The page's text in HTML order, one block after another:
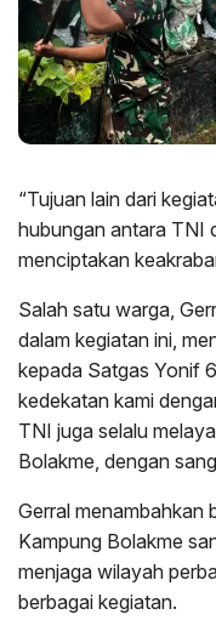
“Tujuan lain dari
hubungan antara TNI
menciptakan
Salah satu warga,
dalam kegiatan ini,
kepada Satgas Yonif
kedekatan kami
TNI juga selalu
Bolakme, dengan
Gerral menambahkan
Kampung Bolakme
menjaga wilayah
berbagai kegiatan.